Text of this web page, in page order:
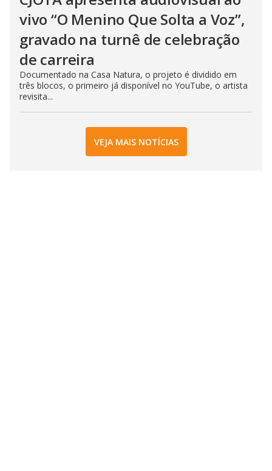
vivo “O Menino Que Solta a Voz”,
gravado na turnê de celebração
de carreira
Documentado na Casa Natura, o projeto é dividido em
três blocos, o primeiro já disponível no YouTube, o artista
revisita...
VEJA MAIS NOTÍCIAS